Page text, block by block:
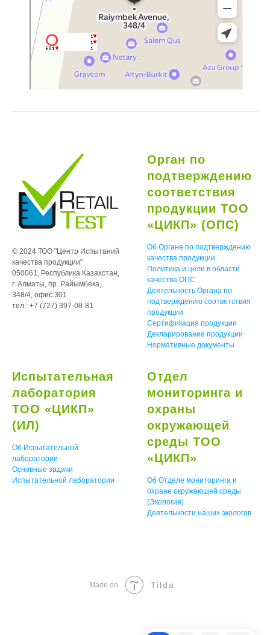
© 2024 ТОО "Центр Испытаний
качества продукции"
050061, Республика Казахстан,
г. Алматы, пр. Райымбека,
348/4, офис 301
тел.: +7 (727) 397-08-81
Орган по
подтверждению
соответствия
продукции ТОО
«ЦИКП» (ОПС)
Об Органе по подтверждению
качества продукции
Политика и цели в области
качества ОПС
Деятельность Органа по
подтверждению соответствия
продукции
Сертификация продукции
Декларирование продукции
Нормативные документы
Испытательная
лаборатория
ТОО «ЦИКП»
(ИЛ)
Об Испытательной
лаборатории
Основные задачи
Испытательной лаборатории
Отдел
мониторинга и
охраны
окружающей
среды ТОО
«ЦИКП»
Об Отделе мониторинга и
охране окружающей среды
(Экология)
Деятельности наших экологов
Made on Tilda